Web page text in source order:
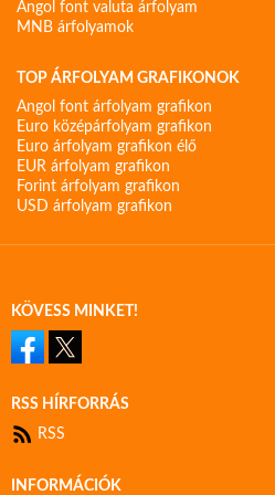
Angol font valuta árfolyam
MNB árfolyamok
TOP ÁRFOLYAM GRAFIKONOK
Angol font árfolyam grafikon
Euro középárfolyam grafikon
Euro árfolyam grafikon élő
EUR árfolyam grafikon
Forint árfolyam grafikon
USD árfolyam grafikon
KÖVESS MINKET!
RSS HÍRFORRÁS
RSS
INFORMÁCIÓK